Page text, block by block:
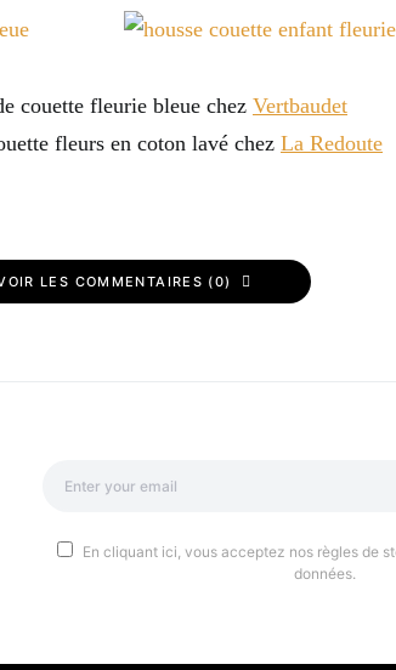
couette fleurie bleue chez Vertbaudet
fleurs en coton lavé chez La Redoute
LES COMMENTAIRES (0)
En cliquant ici, vous acceptez nos règles de
données.